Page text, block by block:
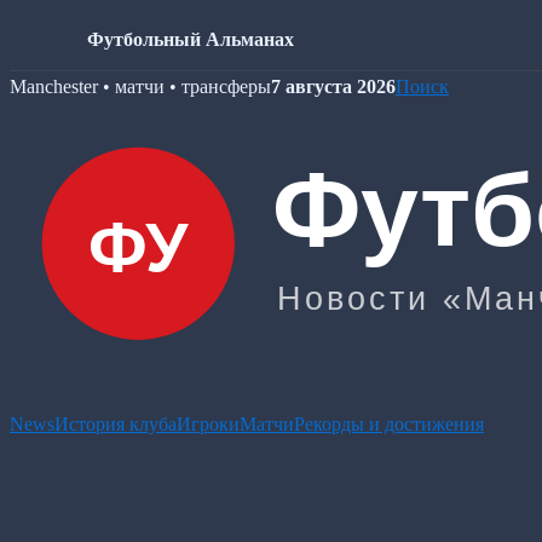
Футбольный Альманах
Skip
Manchester • матчи • трансферы7 августа 2026Поиск
NewsИстория клубаИгрокиМатчиРекорды и достижения